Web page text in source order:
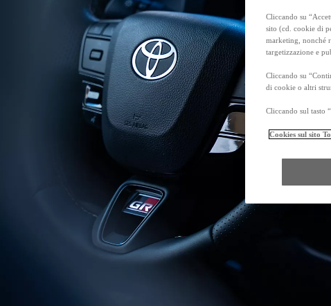
47 rate con anticipo € 18.540,00
ZERO EMISSIONI, SOLO GOCCE D'ACQUA
Cliccando su
sito (cd. cookie di
marketing, nonché
targetizzazione e
Cliccando su
di cookie o altri
Cliccando sul tasto
Cookies sul sito